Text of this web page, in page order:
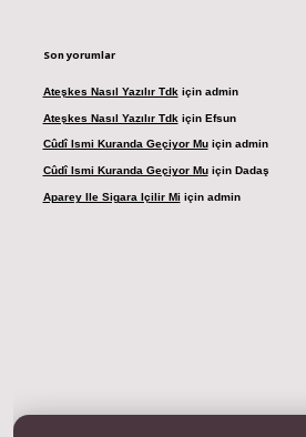
Son yorumlar
Ateşkes Nasıl Yazılır Tdk için admin
Ateşkes Nasıl Yazılır Tdk için Efsun
Cûdî Ismi Kuranda Geçiyor Muiçin admin
Cûdî Ismi Kuranda Geçiyor Muiçin Dadaş
Aparey Ile Sigara Içilir Mi için admin